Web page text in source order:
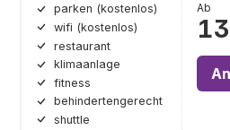
parken (kostenlos)
wifi (kostenlos)
restaurant
klimaanlage
fitness
behindertengerecht
shuttle
Ab